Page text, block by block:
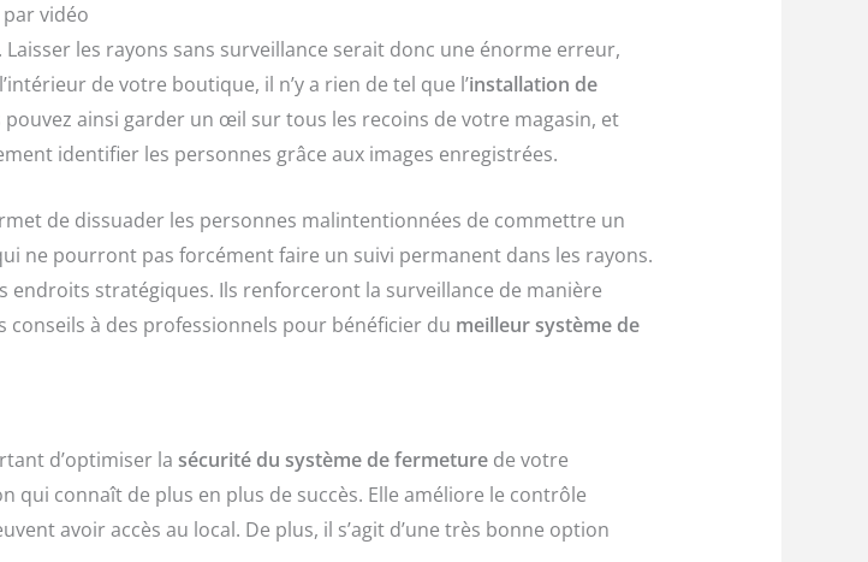
vidéo
les rayons sans surveillance serait donc une énorme erreur,
de votre boutique, il n’y a rien de tel que l’installation de
ainsi garder un œil sur tous les recoins de votre magasin, et
identifier les personnes grâce aux images enregistrées.
de dissuader les personnes malintentionnées de commettre un
ne pourront pas forcément faire un suivi permanent dans les rayons.
endroits stratégiques. Ils renforceront la surveillance de manière
conseils à des professionnels pour bénéficier du meilleur système de
d’optimiser la sécurité du système de fermeturede votre
qui connaît de plus en plus de succès. Elle améliore le contrôle
avoir accès au local. De plus, il s’agit d’une très bonne option